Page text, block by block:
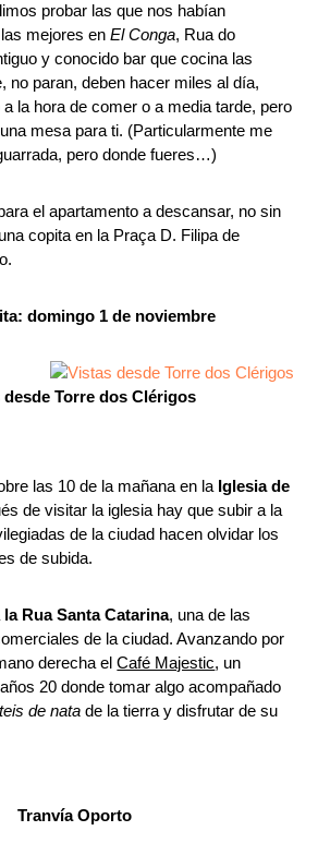
probar las que nos habían
mejores enEl Conga, Rua do
y conocido bar que cocina las
no paran, deben hacer miles al día,
la hora de comer o a media tarde, pero
mesa para ti. (Particularmente me
pero donde fueres…)
el apartamento a descansar, no sin
copita en la Praça D. Filipa de
domingo 1 de noviembre
desde Torre dos Clérigos
las 10 de la mañana en la Iglesia de
de visitar la iglesia hay que subir a la
de la ciudad hacen olvidar los
de subida.
la Rua Santa Catarina, una de las
de la ciudad. Avanzando por
derecha elCafé Majestic, un
20 donde tomar algo acompañado
de nata de la tierra y disfrutar de su
Tranvía Oporto